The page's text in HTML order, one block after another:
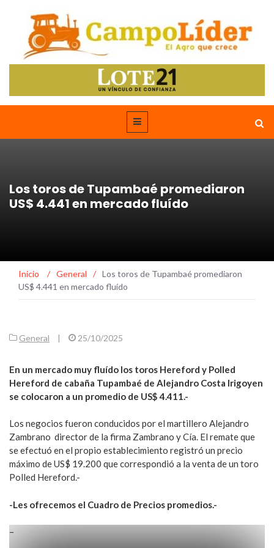
Los toros de Tupambaé promediaron
US$ 4.441 en mercado fluído
Inicio / General / Los toros de Tupambaé promediaron
US$ 4.441 en mercado fluído
General | 25/10/2025
En un mercado muy fluído los toros Hereford y Polled
Hereford de cabaña Tupambaé de Alejandro Costa Irigoyen
se colocaron a un promedio de US$ 4.411.-
Los negocios fueron conducidos por el martillero Alejandro
Zambrano director de la firma Zambrano y Cía. El remate que
se efectuó en el propio establecimiento registró un precio
máximo de US$ 19.200 que correspondió a la venta de un toro
Polled Hereford.-
-Les ofrecemos el Cuadro de Precios promedios.-
–